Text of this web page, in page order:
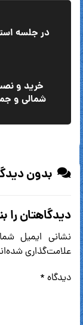
در جلسه
خرید و
شمالی و
بدون
دیدگاهتان را
نشانی ایمیل
علامت‌گذاری
دیدگاه *